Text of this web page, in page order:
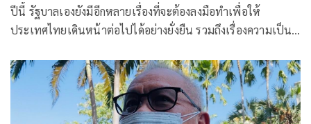
ปีนี้ รัฐบาลเองยังมีอีกหลายเรื่องที่จะต้องลงมือทำเพื่อให้
ประเทศไทยเดินหน้าต่อไปได้อย่างยั่งยืน รวมถึงเรื่องความเป็นก